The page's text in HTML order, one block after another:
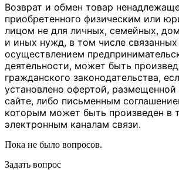
Возврат и обмен товар
приобретенного физическим или
лицом не для личных, семейных,
и иных нужд, в том числе связанных
осуществлением
деятельности, может быть
гражданского законодательства,
установлено офертой,
сайте, либо письменным
которым может быть произведен в
электронным каналам связи.
Пока не было вопросов.
Задать вопрос